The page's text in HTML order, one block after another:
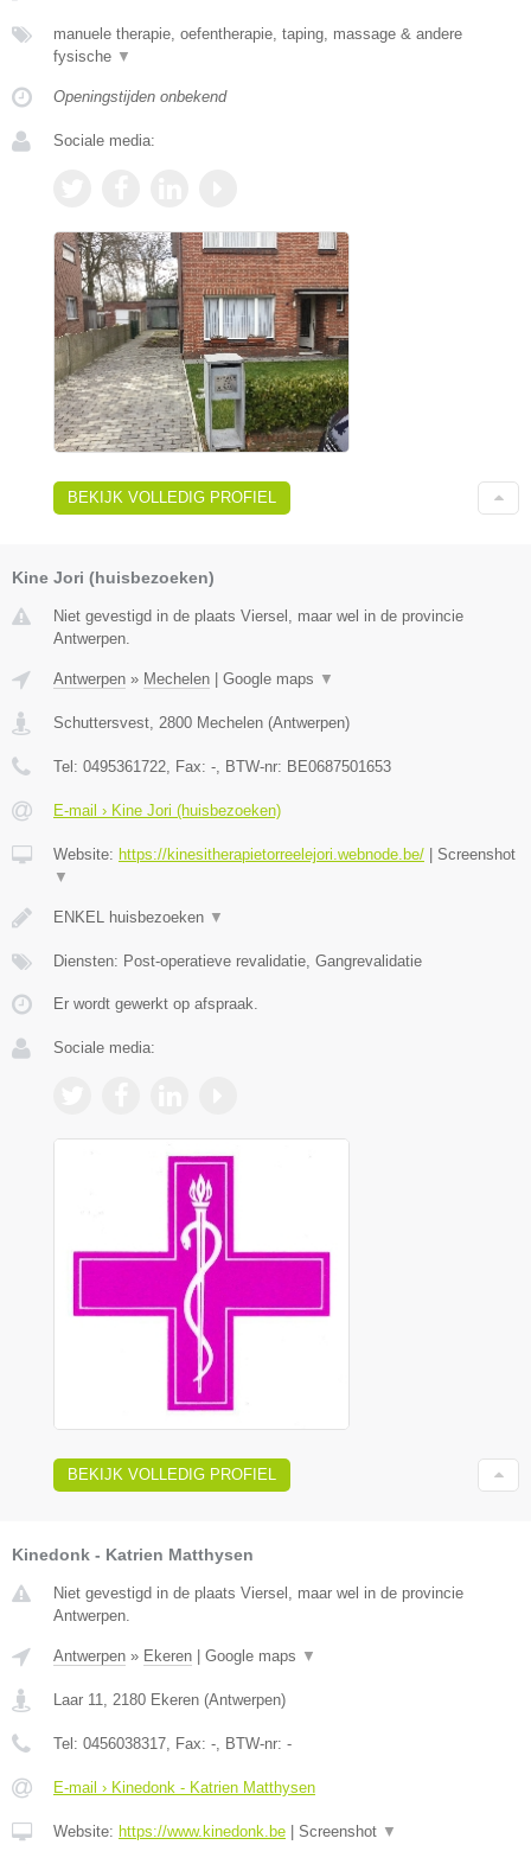
manuele therapie, oefentherapie, taping, massage & andere
fysische ▼
Openingstijden onbekend
Sociale media:
BEKIJK VOLLEDIG PROFIEL
Kine Jori (huisbezoeken)
Niet gevestigd in de plaats Viersel, maar wel in de provincie
Antwerpen.
Antwerpen » Mechelen Google maps ▼
Schuttersvest, 2800 Mechelen (Antwerpen)
Tel: 0495361722, Fax: -, BTW-nr: BE0687501653
E-mail › Kine Jori (huisbezoeken)
Website: https://kinesitherapietorreelejori.webnode.be/
Screenshot
▼
ENKEL huisbezoeken ▼
Diensten: Post-operatieve revalidatie, Gangrevalidatie
Er wordt gewerkt op afspraak.
Sociale media:
BEKIJK VOLLEDIG PROFIEL
Kinedonk - Katrien Matthysen
Niet gevestigd in de plaats Viersel, maar wel in de provincie
Antwerpen.
Antwerpen » Ekeren Google maps ▼
Laar 11, 2180 Ekeren (Antwerpen)
Tel: 0456038317, Fax: -, BTW-nr: -
E-mail › Kinedonk - Katrien Matthysen
Website: https://www.kinedonk.be Screenshot ▼